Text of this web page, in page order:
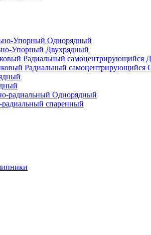
Упорный Однорядный
Упорный Двухрядный
Радиальный самоцентрирующийся
Радиальный самоцентрирующийся
радиальный Однорядный
спаренный